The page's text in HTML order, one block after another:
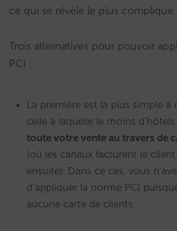
ce qui se révèle le plus compliqué.
Trois alternatives pour pouvoir
PCI :
La première est la plus simple à
celle à laquelle le moins
toute votre vente au travers de
(où les canaux facturent le
ensuite). Dans ce cas, vous
d’appliquer la norme PCI
aucune carte de clients.